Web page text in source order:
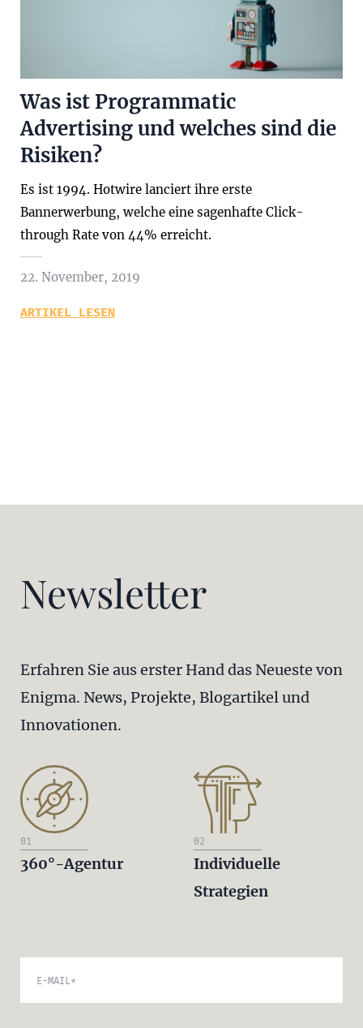
Was ist Programmatic
Advertising und welches sind die
Risiken?
Es ist 1994. Hotwire lanciert ihre erste
Bannerwerbung, welche eine sagenhafte Click-
through Rate von 44% erreicht.
22. November, 2019
ARTIKEL LESEN
Newsletter
Erfahren Sie aus erster Hand das Neueste von
Enigma. News, Projekte, Blogartikel und
Innovationen.
01
360°-Agentur
02
Individuelle
Strategien
E-MAIL*